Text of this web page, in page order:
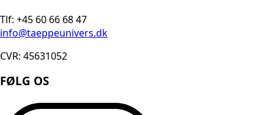
Tlf: +45 60 66 68 47
info@taeppeunivers.dk
CVR: 45631052
FØLG OS